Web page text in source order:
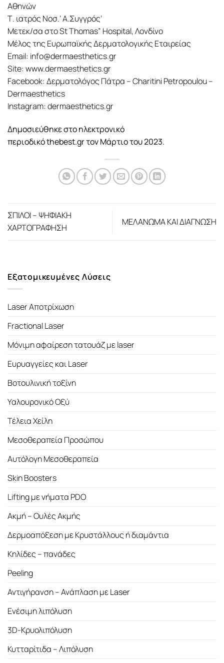
Αθηνών
Τ. ιατρός Νοσ.‘ Α.Συγγρός’
Μετεκ/σα στο St Thomas” Hospital, Λονδίνο
Μέλος της Ευρωπαϊκής Δερματολογικής Εταιρείας
Email: info@dermaesthetics.gr
Site: www.dermaesthetics.gr
Facebook: Δερματολόγος Πάτρα – Charitini Petropoulou –
Dermaesthetics
Instagram: dermaesthetics.gr
Δημοσιεύθηκε στο ηλεκτρονικό
περιοδικόthebest.grτον Μάρτιο του 2023.
ΣΠΙΛΟΙ – ΨΗΦΙΑΚΗ
ΧΑΡΤΟΓΡΑΦΗΣΗ
ΜΕΛΑΝΩΜΑ ΚΑΙ ΔΙΑΓΝΩΣΗ
Εξατομικευμένες Λύσεις
Laser Αποτρίχωση
Fractional Laser
Μόνιμη αφαίρεση τατουάζ με laser
Ευρυαγγείες και Laser
Βοτουλινική τοξίνη
Υαλουρονικό Οξύ
Τέλεια Χείλη
Μεσοθεραπεία Προσώπου
Αυτόλογη Μεσοθεραπεία
Skin Boosters
Lifting με νήματα PDO
Ακμή – Ουλές Ακμής
Δερμοαπόξεση με Κρυστάλλους ή διαμάντια
Κηλίδες – πανάδες
Peeling
Αντιγήρανση – Ανάπλαση με Laser
Ενέσιμη λιπόλυση
3D-Κρυολιπόλυση
Κυτταρίτιδα – Λιπόλυση